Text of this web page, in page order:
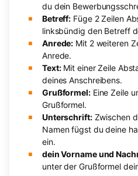
du dein
Betreff: Füge 2 Zeilen
linksbündig den Betreff
Anrede: Mit 2 weiteren
Anrede.
Text:Mit einer Zeile
deines Anschreibens.
Grußformel:Eine Zeile
Grußformel.
Unterschrift:Zwischen
Namen fügst du deine
ein.
dein Vorname und
unter der Grußformel